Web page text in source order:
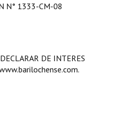
N° 1333-CM-08
DE INTERES